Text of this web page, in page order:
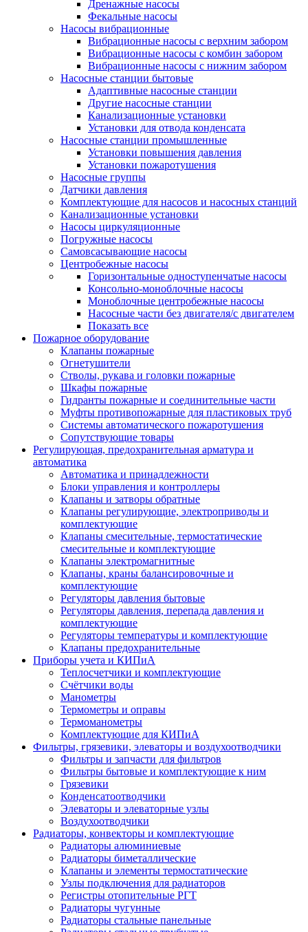
Дренажные насосы
Фекальные насосы
Насосы вибрационные
Вибрационные насосы с верхним забором
Вибрационные насосы с комбин забором
Вибрационные насосы с нижним забором
Насосные станции бытовые
Адаптивные насосные станции
Другие насосные станции
Канализационные установки
Установки для отвода конденсата
Насосные станции промышленные
Установки повышения давления
Установки пожаротушения
Насосные группы
Датчики давления
Комплектующие для насосов и насосных станций
Канализационные установки
Насосы циркуляционные
Погружные насосы
Самовсасывающие насосы
Центробежные насосы
Горизонтальные одноступенчатые насосы
Консольно-моноблочные насосы
Моноблочные центробежные насосы
Насосные части без двигателя/с двигателем
Показать все
Пожарное оборудование
Клапаны пожарные
Огнетушители
Стволы, рукава и головки пожарные
Шкафы пожарные
Гидранты пожарные и соединительные части
Муфты противопожарные для пластиковых труб
Системы автоматического пожаротушения
Сопутствующие товары
Регулирующая, предохранительная арматура и
автоматика
Автоматика и принадлежности
Блоки управления и контроллеры
Клапаны и затворы обратные
Клапаны регулирующие, электроприводы и
комплектующие
Клапаны смесительные, термостатические
смесительные и комплектующие
Клапаны электромагнитные
Клапаны, краны балансировочные и
комплектующие
Регуляторы давления бытовые
Регуляторы давления, перепада давления и
комплектующие
Регуляторы температуры и комплектующие
Клапаны предохранительные
Приборы учета и КИПиА
Теплосчетчики и комплектующие
Счётчики воды
Манометры
Термометры и оправы
Термоманометры
Комплектующие для КИПиА
Фильтры, грязевики, элеваторы и воздухоотводчики
Фильтры и запчасти для фильтров
Фильтры бытовые и комплектующие к ним
Грязевики
Конденсатоотводчики
Элеваторы и элеваторные узлы
Воздухоотводчики
Радиаторы, конвекторы и комплектующие
Радиаторы алюминиевые
Радиаторы биметаллические
Клапаны и элементы термостатические
Узлы подключения для радиаторов
Регистры отопительные РГТ
Радиаторы чугунные
Радиаторы стальные панельные